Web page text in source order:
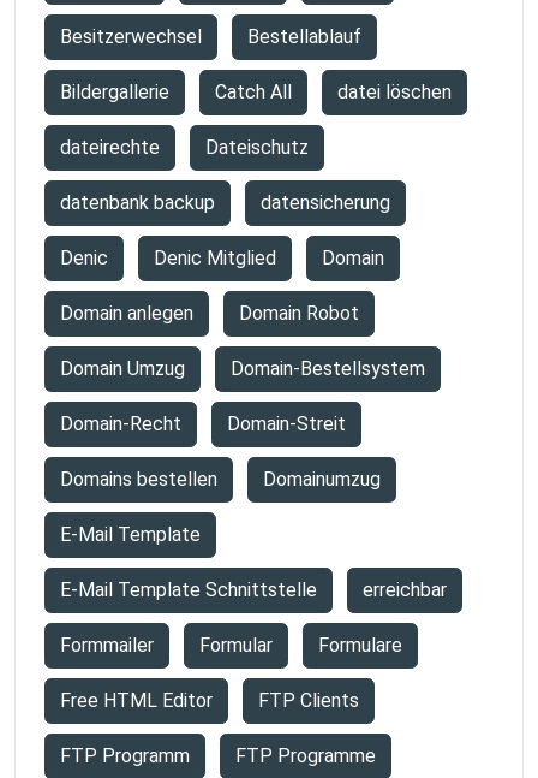
Besitzerwechsel Bestellablauf
Bildergallerie Catch All datei löschen
dateirechte Dateischutz
datenbank backup datensicherung
Denic Denic Mitglied Domain
Domain anlegen Domain Robot
Domain Umzug Domain-Bestellsystem
Domain-Recht Domain-Streit
Domains bestellen Domainumzug
E-Mail Template
E-Mail Template Schnittstelle erreichbar
Formmailer Formular Formulare
Free HTML Editor FTP Clients
FTP Programm FTP Programme